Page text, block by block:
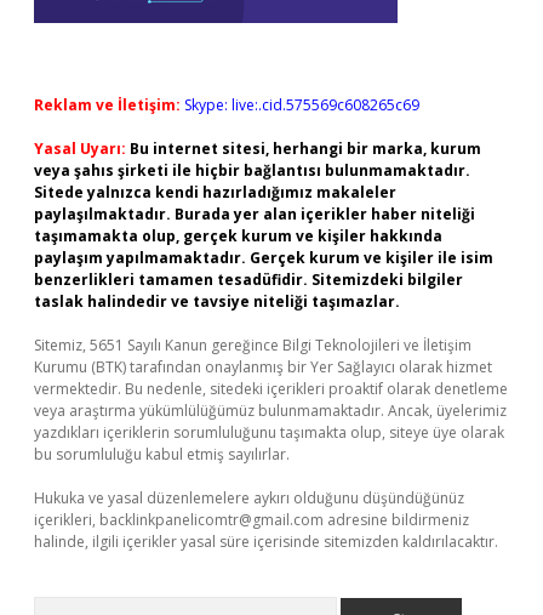
Reklam ve İletişim: Skype: live:.cid.575569c608265c69
Yasal Uyarı: Bu internet sitesi, herhangi bir marka, kurum
veya şahıs şirketi ile hiçbir bağlantısı bulunmamaktadır.
Sitede yalnızca kendi hazırladığımız makaleler
paylaşılmaktadır. Burada yer alan içerikler haber niteliği
taşımamakta olup, gerçek kurum ve kişiler hakkında
paylaşım yapılmamaktadır. Gerçek kurum ve kişiler ile isim
benzerlikleri tamamen tesadüfidir. Sitemizdeki bilgiler
taslak halindedir ve tavsiye niteliği taşımazlar.
Sitemiz, 5651 Sayılı Kanun gereğince Bilgi Teknolojileri ve İletişim
Kurumu (BTK) tarafından onaylanmış bir Yer Sağlayıcı olarak hizmet
vermektedir. Bu nedenle, sitedeki içerikleri proaktif olarak denetleme
veya araştırma yükümlülüğümüz bulunmamaktadır. Ancak, üyelerimiz
yazdıkları içeriklerin sorumluluğunu taşımakta olup, siteye üye olarak
bu sorumluluğu kabul etmiş sayılırlar.
Hukuka ve yasal düzenlemelere aykırı olduğunu düşündüğünüz
içerikleri, backlinkpanelicomtr@gmail.com adresine bildirmeniz
halinde, ilgili içerikler yasal süre içerisinde sitemizden kaldırılacaktır.